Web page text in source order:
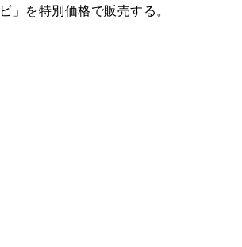
」を特別価格で販売する。